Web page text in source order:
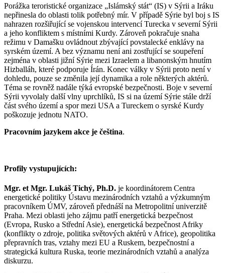
Porážka teroristické organizace „Islámský stát“ (IS) v Sýrii a Iráku
nepřinesla do oblasti tolik potřebný mír. V případě Sýrie byl boj s IS
nahrazen rozšiřující se vojenskou intervencí Turecka v severní Sýrii
a jeho konfliktem s místními Kurdy. Zároveň pokračuje snaha
režimu v Damašku ovládnout zbývající povstalecké enklávy na
syrském území. A bez významu není ani zostřující se soupeření
zejména v oblasti jižní Sýrie mezi Izraelem a libanonským hnutím
Hizballáh, které podporuje Írán. Konec války v Sýrii proto není v
dohledu, pouze se změnila její dynamika a role některých aktérů.
Téma se rovněž nadále týká evropské bezpečnosti. Boje v severní
Sýrii vyvolaly další vlny uprchlíků, IS si na území Sýrie stále drží
část svého území a spor mezi USA a Tureckem o syrské Kurdy
poškozuje jednotu NATO.
Pracovním jazykem akce je čeština.
Profily vystupujících:
Mgr. et Mgr. Lukáš Tichý, Ph.D. je koordinátorem Centra
energetické politiky Ústavu mezinárodních vztahů a výzkumným
pracovníkem ÚMV, zároveň přednáší na Metropolitní univerzitě
Praha. Mezi oblasti jeho zájmu patří energetická bezpečnost
(Evropa, Rusko a Střední Asie), energetická bezpečnost Afriky
(konflikty o zdroje, politika světových aktérů v Africe), geopolitika
přepravních tras, vztahy mezi EU a Ruskem, bezpečnostní a
strategická kultura Ruska, teorie mezinárodních vztahů a analýza
diskurzu.